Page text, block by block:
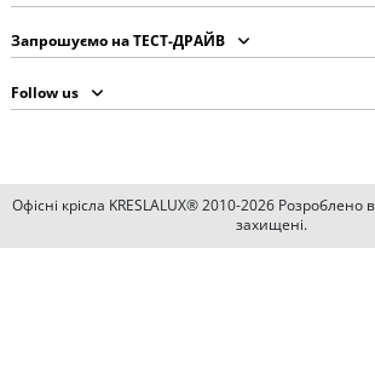
Запрошуємо на ТЕСТ-ДРАЙВ
Follow us
Офісні крісла KRESLALUX® 2010-2026 Розроблено в
захищені.